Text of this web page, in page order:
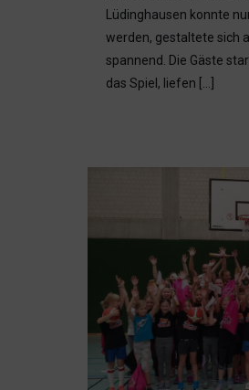
Lüdinghausen konnte
werden, gestaltete sich
spannend. Die Gäste
das Spiel, liefen